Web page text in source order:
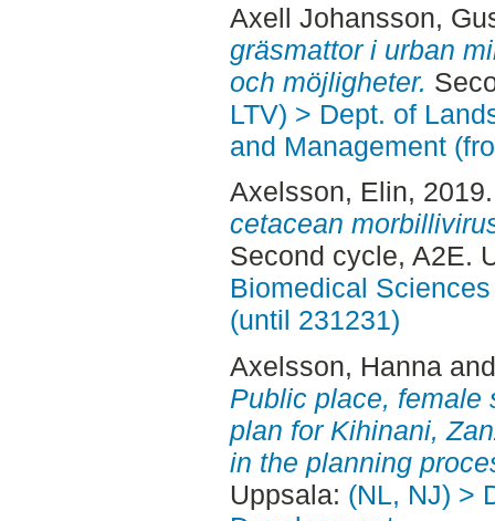
Axell Johansson,
gräsmattor i urban
och möjligheter.
LTV) > Dept. of
and Management
Axelsson, Elin,
cetacean
Second cycle, A2E.
Biomedical
(until 231231)
Axelsson, Hanna
Public place, female
plan for Kihinani,
in the planning
Uppsala: (NL, NJ) >